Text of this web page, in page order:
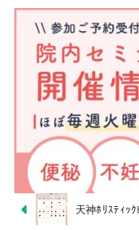
天神ﾎﾘｽﾃｨｯ